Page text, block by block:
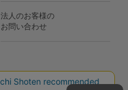
法人のお客様の
お問い合わせ